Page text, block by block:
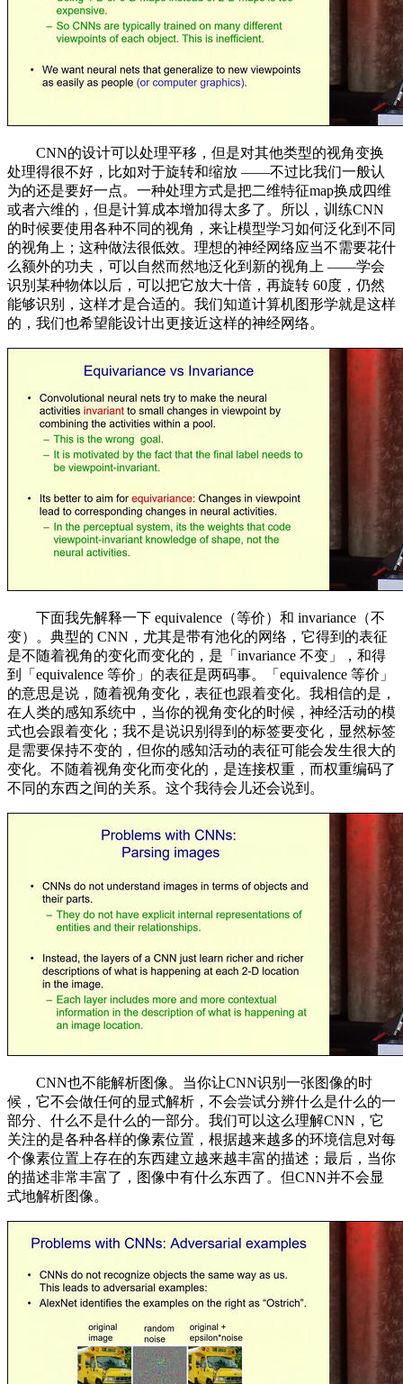
CNN的设计可以处理平移，但是对其他类型的视角变换
处理得很不好，比如对于旋转和缩放 ——不过比我们一般认
为的还是要好一点。一种处理方式是把二维特征map换成四维
或者六维的，但是计算成本增加得太多了。所以，训练CNN
的时候要使用各种不同的视角，来让模型学习如何泛化到不同
的视角上；这种做法很低效。理想的神经网络应当不需要花什
么额外的功夫，可以自然而然地泛化到新的视角上 ——学会
识别某种物体以后，可以把它放大十倍，再旋转 60度，仍然
能够识别，这样才是合适的。我们知道计算机图形学就是这样
的，我们也希望能设计出更接近这样的神经网络。
下面我先解释一下 equivalence（等价）和 invariance（不
变）。典型的 CNN，尤其是带有池化的网络，它得到的表征
是不随着视角的变化而变化的，是「invariance 不变」，和得
到「equivalence 等价」的表征是两码事。「equivalence 等价」
的意思是说，随着视角变化，表征也跟着变化。我相信的是，
在人类的感知系统中，当你的视角变化的时候，神经活动的模
式也会跟着变化；我不是说识别得到的标签要变化，显然标签
是需要保持不变的，但你的感知活动的表征可能会发生很大的
变化。不随着视角变化而变化的，是连接权重，而权重编码了
不同的东西之间的关系。这个我待会儿还会说到。
CNN也不能解析图像。当你让CNN识别一张图像的时
候，它不会做任何的显式解析，不会尝试分辨什么是什么的一
部分、什么不是什么的一部分。我们可以这么理解CNN，它
关注的是各种各样的像素位置，根据越来越多的环境信息对每
个像素位置上存在的东西建立越来越丰富的描述；最后，当你
的描述非常丰富了，图像中有什么东西了。但CNN并不会显
式地解析图像。